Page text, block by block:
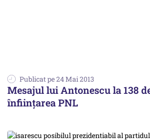
Publicat pe 24 Mai 2013
Mesajul lui Antonescu la 138
înființarea PNL